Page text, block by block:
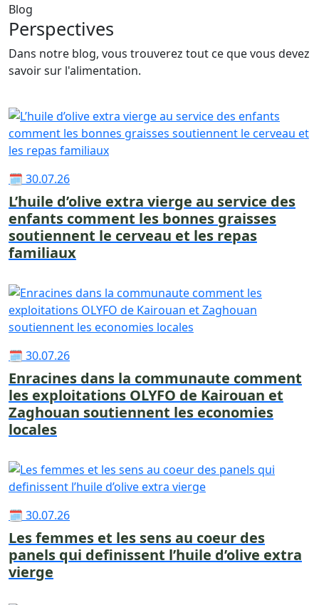
Blog
Perspectives
Dans notre blog, vous trouverez tout ce que vous devez
savoir sur l'alimentation.
🗓 30.07.26
L’huile d’olive extra vierge au service des
enfants comment les bonnes graisses
soutiennent le cerveau et les repas
familiaux
🗓 30.07.26
Enracines dans la communaute comment
les exploitations OLYFO de Kairouan et
Zaghouan soutiennent les economies
locales
🗓 30.07.26
Les femmes et les sens au coeur des
panels qui definissent l’huile d’olive extra
vierge